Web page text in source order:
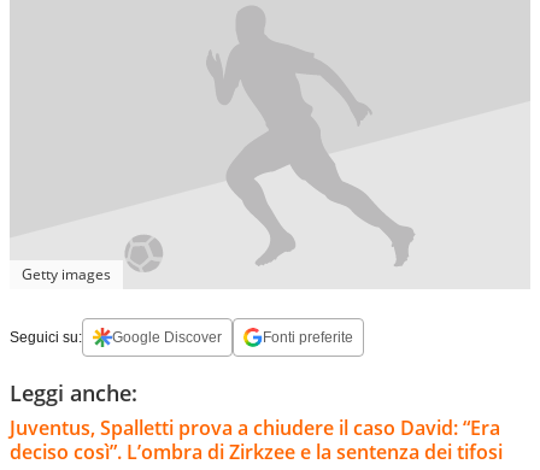
Getty images
Seguici su: Google Discover Fonti preferite
Leggi anche:
Juventus, Spalletti prova a chiudere il caso David: “Era
deciso così”. L’ombra di Zirkzee e la sentenza dei tifosi